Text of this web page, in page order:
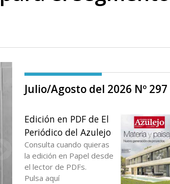
Julio/Agosto del 2026 Nº 297
Edición en PDF de El
Periódico del Azulejo
Consulta cuando quieras
la edición en Papel desde
el lector de PDFs.
Pulsa aquí